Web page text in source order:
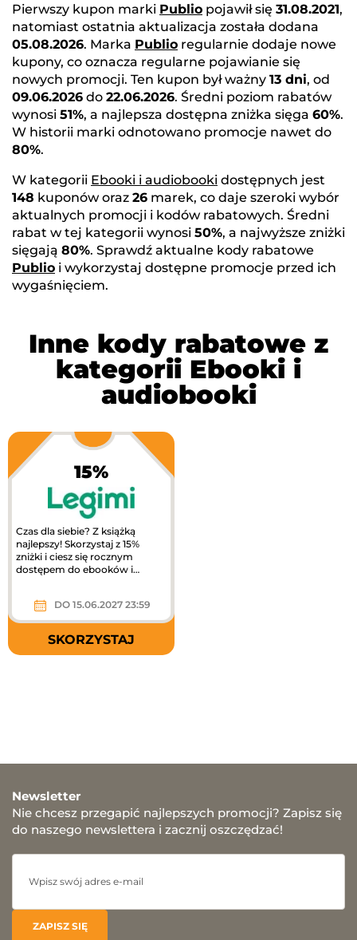
Pierwszy kupon marki Publio pojawił się 31.08.2021,
natomiast ostatnia aktualizacja została dodana
05.08.2026. Marka Publio regularnie dodaje nowe
kupony, co oznacza regularne pojawianie się
nowych promocji. Ten kupon był ważny 13 dni, od
09.06.2026 do 22.06.2026. Średni poziom rabatów
wynosi 51%, a najlepsza dostępna zniżka sięga 60%.
W historii marki odnotowano promocje nawet do
80%.
W kategorii Ebooki i audiobooki dostępnych jest
148 kuponów oraz 26 marek, co daje szeroki wybór
aktualnych promocji i kodów rabatowych. Średni
rabat w tej kategorii wynosi 50%, a najwyższe zniżki
sięgają 80%. Sprawdź aktualne kody rabatowe
Publio i wykorzystaj dostępne promocje przed ich
wygaśnięciem.
Inne kody rabatowe z
kategorii Ebooki i
audiobooki
15%
Czas dla siebie? Z książką
najlepszy! Skorzystaj z 15%
zniżki i ciesz się rocznym
dostępem do ebooków i
DO 15.06.2027 23:59
SKORZYSTAJ
Newsletter
Nie chcesz przegapić najlepszych promocji? Zapisz się
do naszego newslettera i zacznij oszczędzać!